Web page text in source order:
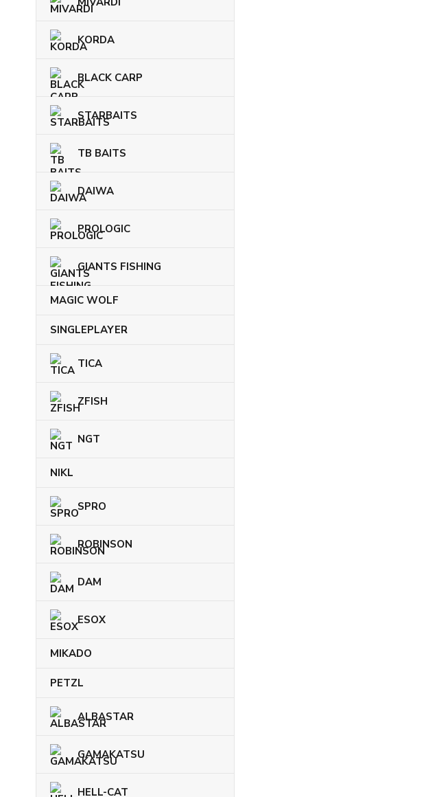
KORDA
BLACK CARP
STARBAITS
TB BAITS
DAIWA
PROLOGIC
GIANTS FISHING
MAGIC WOLF
SINGLEPLAYER
TICA
ZFISH
NGT
NIKL
SPRO
ROBINSON
DAM
ESOX
MIKADO
PETZL
ALBASTAR
GAMAKATSU
HELL-CAT